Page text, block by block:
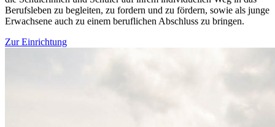
Berufsleben zu begleiten, zu fordern und zu fördern, sowie als junge
Erwachsene auch zu einem beruflichen Abschluss zu bringen.
Zur Einrichtung